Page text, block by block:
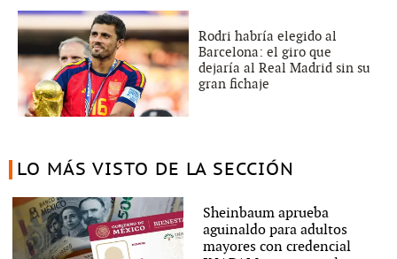
Rodri habría elegido al
Barcelona: el giro que
dejaría al Real Madrid sin su
gran fichaje
LO MÁS VISTO DE LA SECCIÓN
Sheinbaum aprueba
aguinaldo para adultos
mayores con credencial